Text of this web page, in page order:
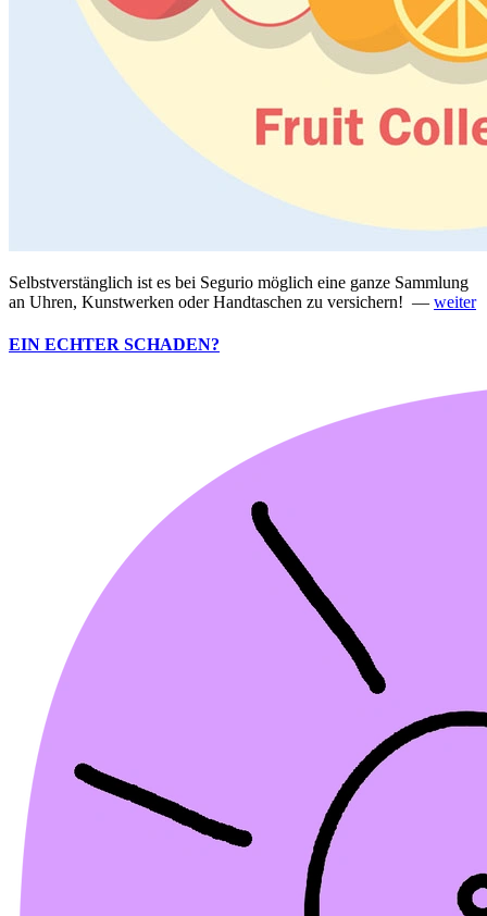
Selbstverstänglich ist es bei Segurio möglich eine ganze Sammlung
an Uhren, Kunstwerken oder Handtaschen zu versichern! — weiter
EIN ECHTER SCHADEN?